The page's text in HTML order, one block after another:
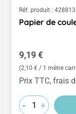
Réf. produit : 428813
Papier de
Prix régulier :
9,19 €
(2,10 € / 1 mètre
Prix TTC, frais
- +